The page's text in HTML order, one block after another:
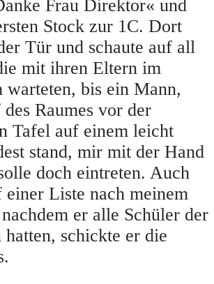
Frau Direktor« und
Stock zur 1C. Dort
Tür und schaute auf all
mit ihren Eltern im
warteten, bis ein Mann,
Raumes vor der
Tafel auf einem leicht
stand, mir mit der Hand
doch eintreten. Auch
einer Liste nach meinem
er alle Schüler der
hatten, schickte er die